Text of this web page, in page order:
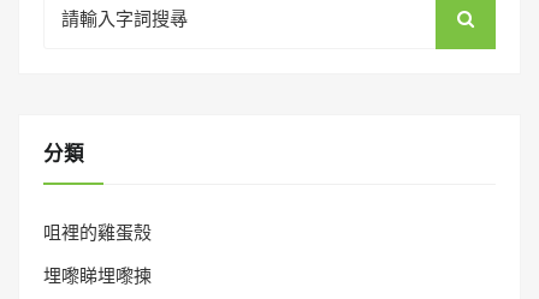
for:
分類
咀裡的雞蛋殼
埋嚟睇埋嚟揀